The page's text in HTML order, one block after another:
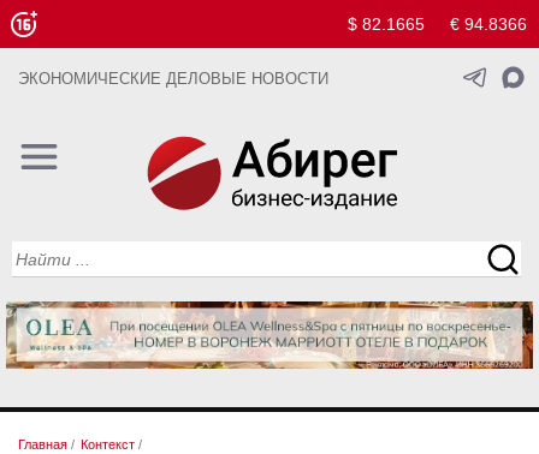
$ 82.1665 € 94.8366
ЭКОНОМИЧЕСКИЕ ДЕЛОВЫЕ НОВОСТИ
Главная / Контекст /